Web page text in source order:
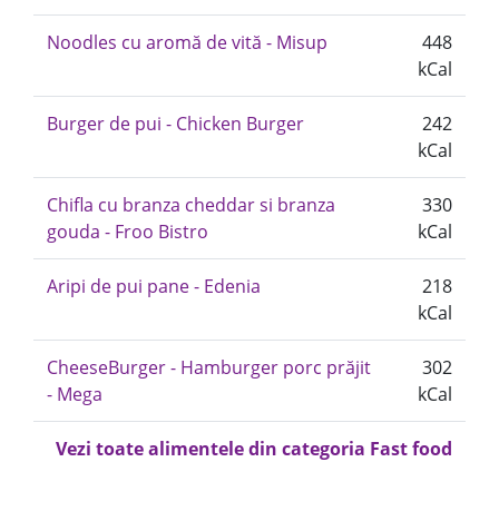
Noodles cu aromă de vită - Misup
448
kCal
Burger de pui - Chicken Burger
242
kCal
Chifla cu branza cheddar si branza
gouda - Froo Bistro
330
kCal
Aripi de pui pane - Edenia
218
kCal
CheeseBurger - Hamburger porc prăjit
- Mega
302
kCal
Vezi toate alimentele din categoria Fast food